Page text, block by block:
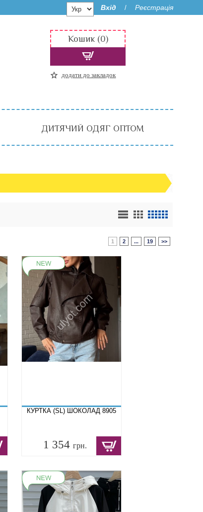
Вхід / Реєстрація
Кошик (0)
додати до закладок
ДИТЯЧИЙ ОДЯГ ОПТОМ
1 2 ... 19 >>
КУРТКА (SL) ШОКОЛАД 8905
1 354грн.